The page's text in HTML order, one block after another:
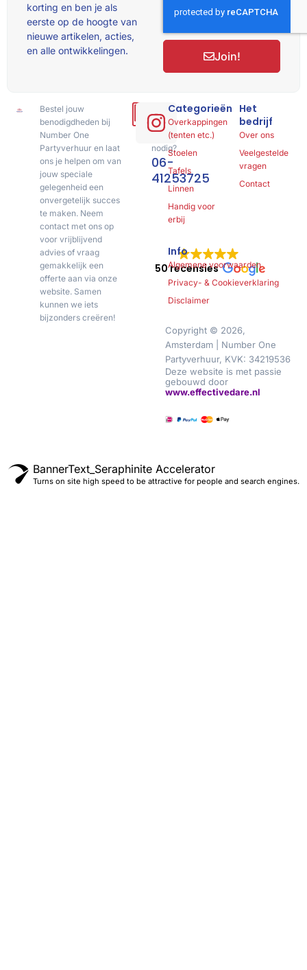
Bestel jouw
benodigdheden bij
Number One
Partyverhuur en laat
ons je helpen om van
jouw speciale
gelegenheid een
onvergetelijk succes
te maken. Neem
contact met ons op
voor vrijblijvend
advies of vraag
gemakkelijk een
offerte aan via onze
website. Samen
kunnen we iets
bijzonders creëren!
Hulp
of
advies
nodig?
06-
41253725
50 recensies
Categorieën
Overkappingen
(tenten etc.)
Stoelen
Tafels
Linnen
Handig voor
erbij
Het
bedrijf
Over ons
Veelgestelde
vragen
Contact
Info
Algemene voorwaarden
Privacy- & Cookieverklaring
Disclaimer
Copyright © 2026,
Amsterdam | Number One
Partyverhuur, KVK: 34219536
Deze website is met passie
gebouwd door
www.effectivedare.nl
korting en ben je als
eerste op de hoogte van
nieuwe artikelen, acties,
en alle ontwikkelingen.
Join!
BannerText_Seraphinite Accelerator
Turns on site high speed to be attractive for people and search engines.